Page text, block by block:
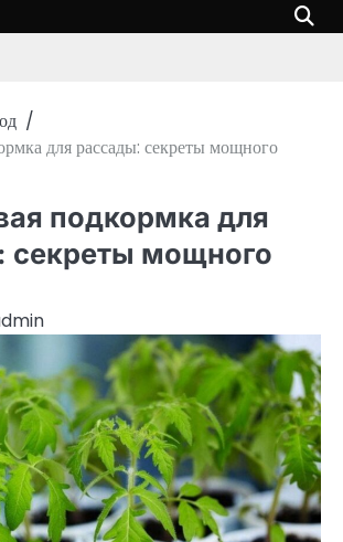
для рассады: секреты мощного
подкормка для
секреты мощного